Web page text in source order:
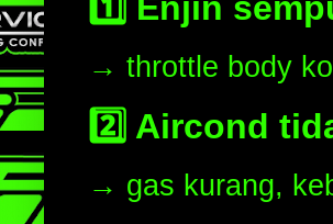
→ throttle body
2️⃣ Aircond
→ gas kurang,